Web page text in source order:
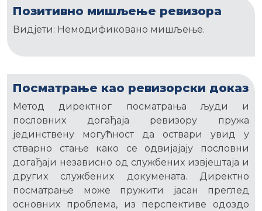
Позитивно мишљење ревизора
Видјети: Немодификовано мишљење.
Посматрање као ревизорски доказ
Метод директног посматрања људи и
пословних догађаја ревизору пружа
јединствену могућност да оствари увид у
стварно стање како се одвијајају пословни
догађаји независно од службених извјештаја и
других службених докумената. Директно
посматрање може пружити јасан преглед
основних проблема, из перспективе одоздо